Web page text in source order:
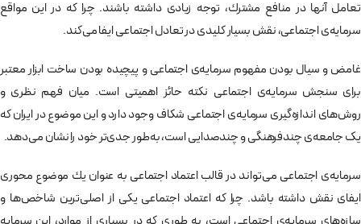
تعامل آنها در منافع مشترك، توجه زيادی داشته باشند. چرا که در این مواقع
سرمايه‌ی اجتماعی، نقش بسيار كليدی در تعادل اجتماعی ايفا می‌كند.
غامض و سيال بودن مفهوم سرمايه‌ی اجتماعی و پيچيده بودن ساخت ابزار معتبر
برای سنجش سرمايه‌ی اجتماعی نكته حائز اهميتی است. میان فهم نظری و
روش‌های اندازه‌گيری سرمایه‌ی اجتماعی شکاف وجود دارد و این موضوع در ايران كه
یک جامعه‌ی چندفرهنگی و چندصدايی است، به‌طور جدی‌تر خود را نشان می‌دهد.
سرمايه‌ی اجتماعی می‌تواند در قالب اعتماد اجتماعی به عنوان يك موضوع محوری
ايفای نقش داشته باشد. چرا كه اعتماد اجتماعی يكی از اصلی‌ترين شاخص‌ها و